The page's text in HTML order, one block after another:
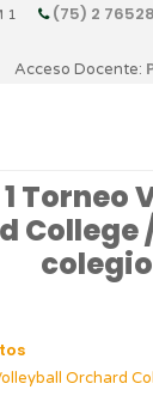
1 (75) 2
Acceso Docente:
Torneo
colegio
Orchard